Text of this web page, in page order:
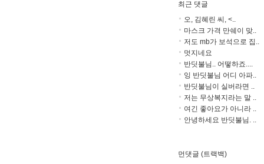
최근 댓글
오, 김혜린 씨, <..
마스크 가격 만쉐이 맞..
저도 mb가 보석으로 집..
멋지네요
반딧불님.. 어떻하죠....
잉 반딧불님 어디 아파..
반딧불님이 실버라면 ..
저는 무상복지라는 말 ..
여긴 좋아요가 아니라 ..
안녕하세요 반딧불님. ..
먼댓글 (트랙백)